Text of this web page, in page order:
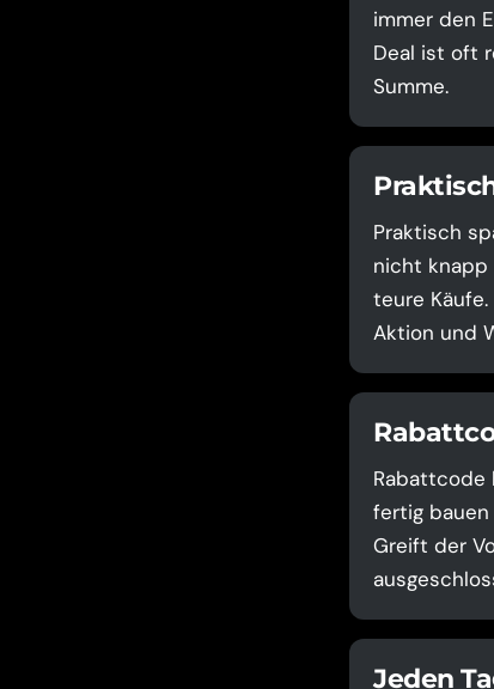
immer den
Deal ist oft
Summe.
Praktisch
nicht knapp
teure
Aktion und
Rabattcode
fertig bauen
Greift der
Jeden